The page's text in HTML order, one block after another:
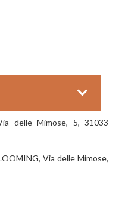
delle Mimose, 5, 31033
Via delle Mimose,